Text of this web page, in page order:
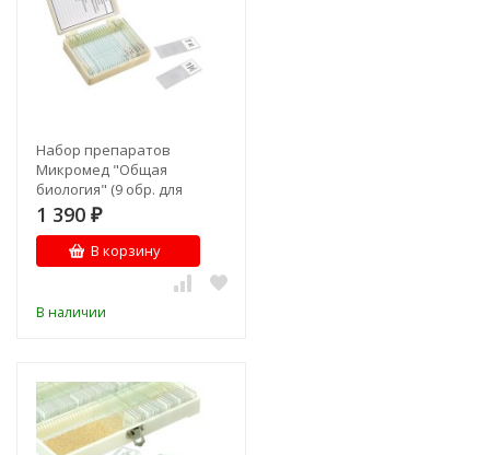
Набор препаратов
Микромед "Общая
биология" (9 обр. для
школы)
1 390 ₽
В корзину
В наличии